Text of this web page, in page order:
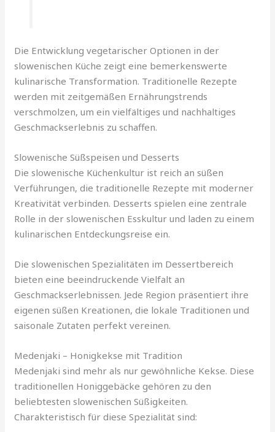
Die Entwicklung vegetarischer Optionen in der
slowenischen Küche zeigt eine bemerkenswerte
kulinarische Transformation. Traditionelle Rezepte
werden mit zeitgemäßen Ernährungstrends
verschmolzen, um ein vielfältiges und nachhaltiges
Geschmackserlebnis zu schaffen.
Slowenische Süßspeisen und Desserts
Die slowenische Küchenkultur ist reich an süßen
Verführungen, die traditionelle Rezepte mit moderner
Kreativität verbinden. Desserts spielen eine zentrale
Rolle in der slowenischen Esskultur und laden zu einem
kulinarischen Entdeckungsreise ein.
Die slowenischen Spezialitäten im Dessertbereich
bieten eine beeindruckende Vielfalt an
Geschmackserlebnissen. Jede Region präsentiert ihre
eigenen süßen Kreationen, die lokale Traditionen und
saisonale Zutaten perfekt vereinen.
Medenjaki – Honigkekse mit Tradition
Medenjaki sind mehr als nur gewöhnliche Kekse. Diese
traditionellen Honiggebäcke gehören zu den
beliebtesten slowenischen Süßigkeiten.
Charakteristisch für diese Spezialität sind: